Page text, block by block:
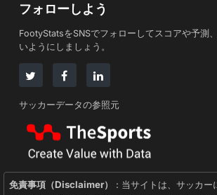
フォローしよう
FootyStatsをSNSでフォローしてスコアや予測
いようにしましょう。
サッカーデータの参照元
免責事項（Disclaimer）
: 当サイトは、サッカー